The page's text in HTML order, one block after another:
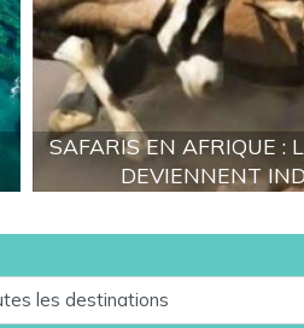
SAFARIS EN AFRIQUE :
DEVIENNENT